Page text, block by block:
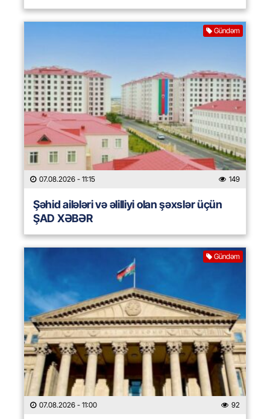
Gündəm
07.08.2026 - 11:15 149
Şəhid ailələri və əlilliyi olan şəxslər üçün
ŞAD XƏBƏR
Gündəm
07.08.2026 - 11:00 92